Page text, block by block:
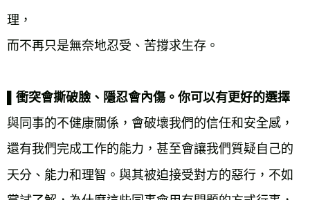
理，
而不再只是無奈地忍受、苦撐求生存。
▌衝突會撕破臉、隱忍會內傷。你可以有更好的選擇
與同事的不健康關係，會破壞我們的信任和安全感，
還有我們完成工作的能力，甚至會讓我們質疑自己的
天分、能力和理智。與其被迫接受對方的惡行，不如